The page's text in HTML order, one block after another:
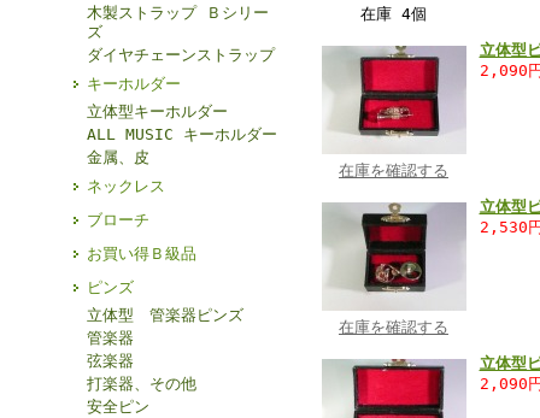
木製ストラップ Ｂシリー
ズ
ダイヤチェーンストラップ
キーホルダー
立体型キーホルダー
ALL MUSIC キーホルダー
金属、皮
ネックレス
ブローチ
お買い得Ｂ級品
ピンズ
立体型 管楽器ピンズ
管楽器
弦楽器
打楽器、その他
安全ピン
在庫 4個
在庫を確認する
立体型
2,090
在庫を確認する
立体型
2,530
立体型
2,090